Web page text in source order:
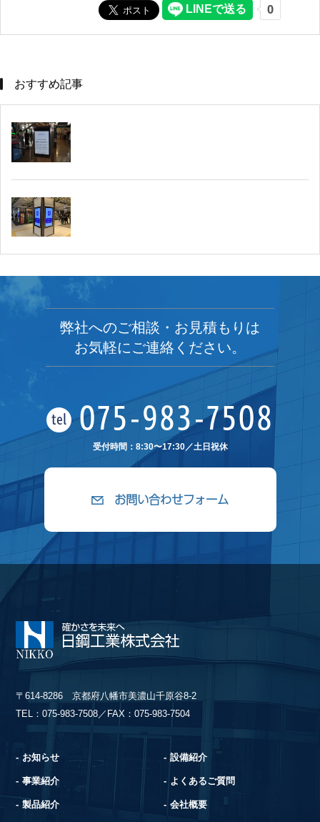
おすすめ記事
弊社へのご相談・お見積もりは
お気軽にご連絡ください。
tel 075-983-7508
受付時間：8:30〜17:30／土日祝休
お問い合わせフォーム
〒614-8286 京都府八幡市美濃山千原谷8-2
TEL：075-983-7508／FAX：075-983-7504
お知らせ
事業紹介
製品紹介
設備紹介
よくあるご質問
会社概要